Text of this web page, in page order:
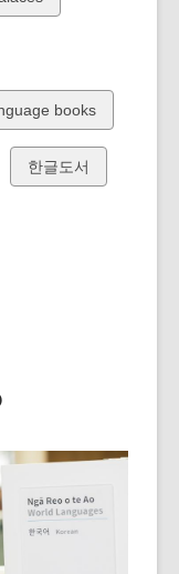
books
View
all
한글도서